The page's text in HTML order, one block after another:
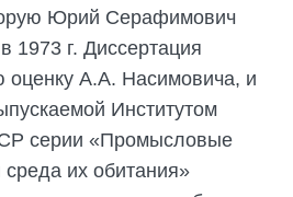
Юрий Серафимович
1973 г. Диссертация
оценку А.А. Насимовича, и
Институтом
серии «Промысловые
их обитания»